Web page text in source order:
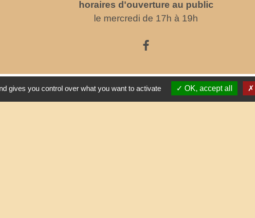
horaires d'ouverture au public
le mercredi de 17h à 19h
gives you control over what you want to activate OK, accept all